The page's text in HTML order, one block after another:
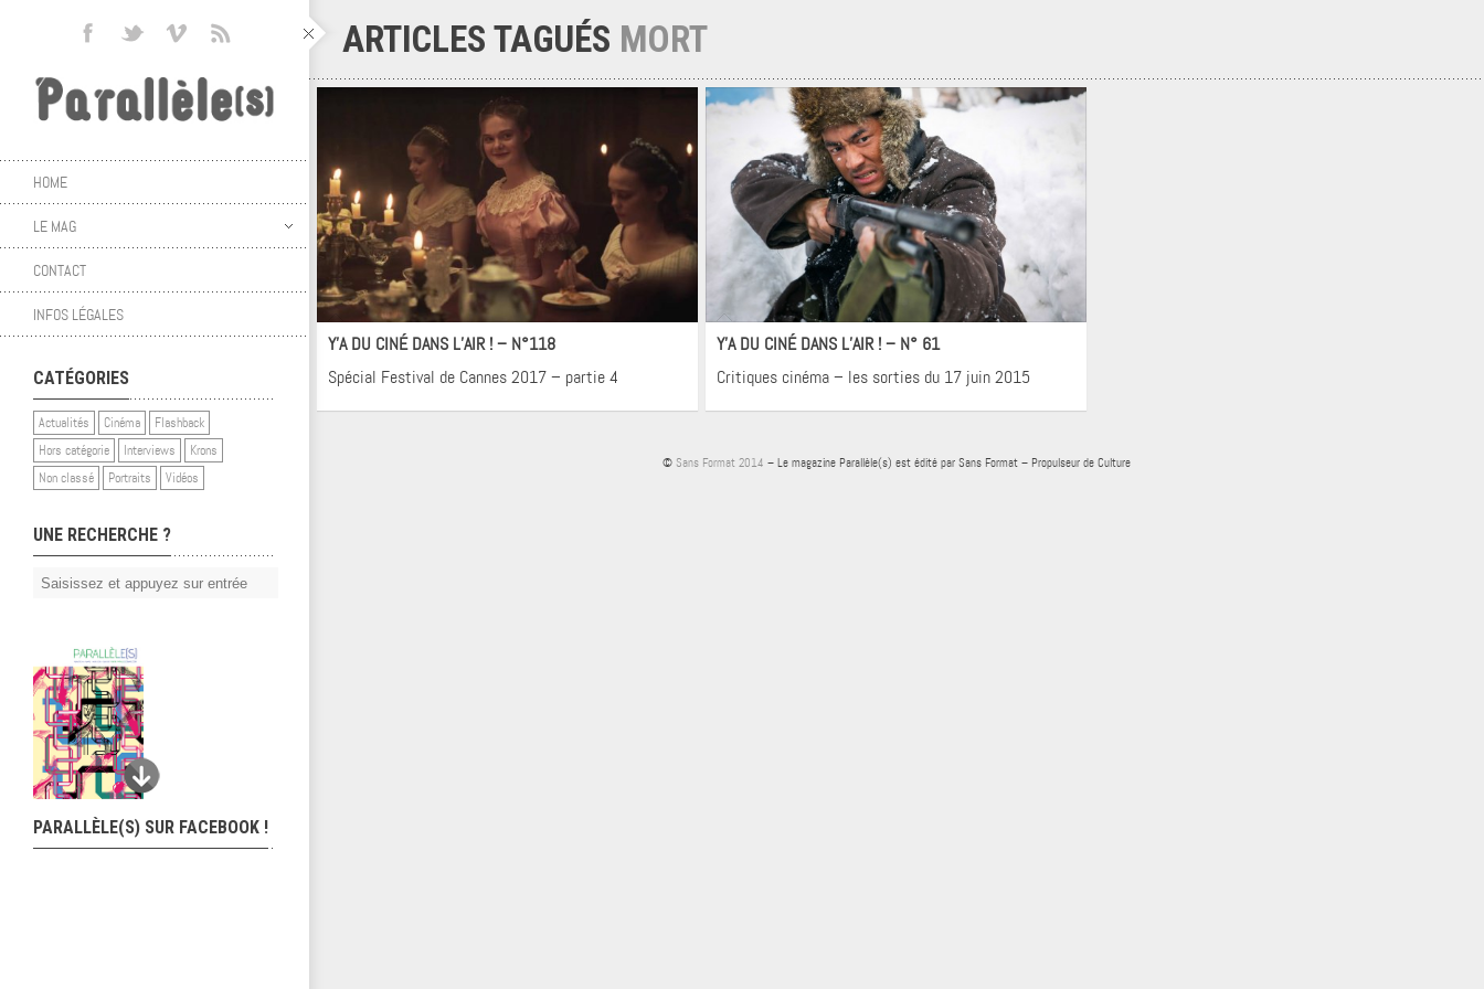
HOME
LE MAG
CONTACT
INFOS LÉGALES
CATÉGORIES
Actualités Cinéma
Flashback
Hors catégorie
Interviews
Krons
Non classé
Portraits Vidéos
UNE RECHERCHE ?
PARALLÈLE(S) SUR FACEBOOK !
ARTICLES TAGUÉS MORT
Cinéma
Y’A DU CINÉ DANS L’AIR ! – N°118
Spécial Festival de Cannes 2017 – partie 4
Cinéma
Y’A DU CINÉ DANS L’AIR ! – N° 61
Critiques cinéma – les sorties du 17 juin 2015
© Sans Format 2014 – Le magazine Parallèle(s) est édité par Sans Format – Propulseur de Culture